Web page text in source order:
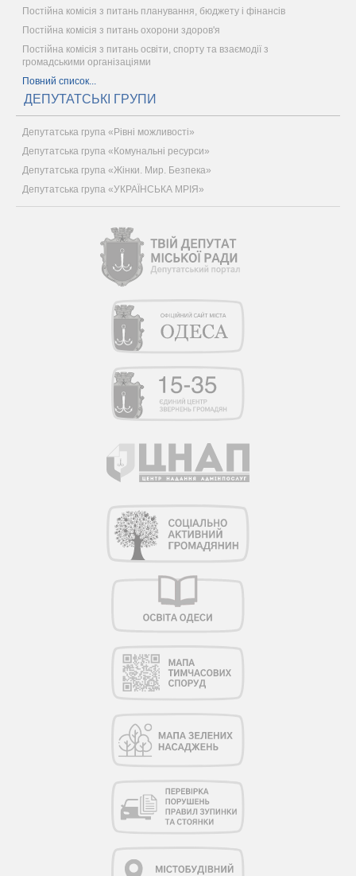
Постійна комісія з питань планування, бюджету і фінансів
Постійна комісія з питань охорони здоров'я
Постійна комісія з питань освіти, спорту та взаємодії з
громадськими організаціями
Повний список...
ДЕПУТАТСЬКІ ГРУПИ
Депутатська група «Рівні можливості»
Депутатська група «Комунальні ресурси»
Депутатська група «Жінки. Мир. Безпека»
Депутатська група «УКРАЇНСЬКА МРІЯ»